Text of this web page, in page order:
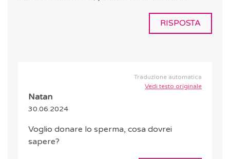
RISPOSTA
Traduzione automatica
Vedi testo originale
Natan
30.06.2024
Voglio donare lo sperma, cosa dovrei
sapere?